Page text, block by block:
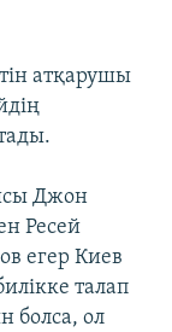
атқарушы
Джон
Ресей
егер Киев
талап
болса, ол